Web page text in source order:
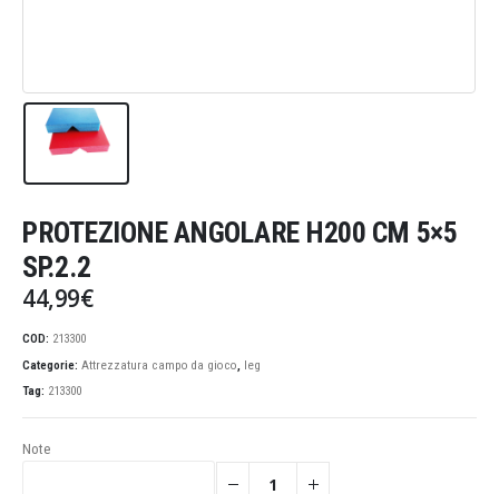
PROTEZIONE ANGOLARE H200 CM 5×5
SP.2.2
44,99€
COD: 213300
Categorie: Attrezzatura campo da gioco
leg
Tag: 213300
Note